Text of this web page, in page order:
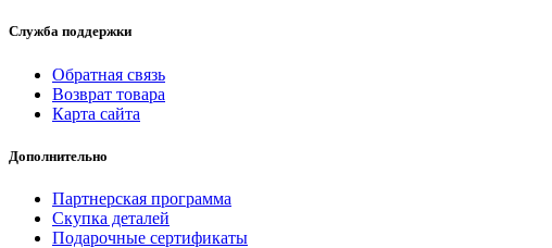
Служба поддержки
Обратная связь
Возврат товара
Карта сайта
Дополнительно
Партнерская программа
Скупка деталей
Подарочные сертификаты